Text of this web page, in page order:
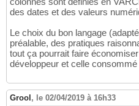
des dates et des valeurs
Le choix du bon langage
préalable, des pratiques
tout ça pourrait faire
développeur et celle
Grool , le 02/04/2019 à 16h33